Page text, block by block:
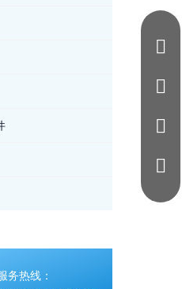
务热线：